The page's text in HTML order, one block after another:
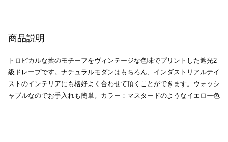
商品説明
トロピカルな葉のモチーフをヴィンテージな色味でプリントした遮光2
級ドレープです。ナチュラルモダンはもちろん、インダストリアルテイ
ストのインテリアにも格好よく合わせて頂くことができます。ウォッシ
ャブルなのでお手入れも簡単。カラー：マスタードのようなイエロー色